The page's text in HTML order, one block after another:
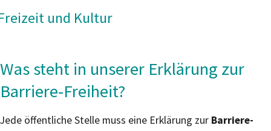
und Kultur
Was steht in unserer Erklärung zur
Barriere-Freiheit?
Jede öffentliche Stelle muss eine Erklärung zur Barriere-